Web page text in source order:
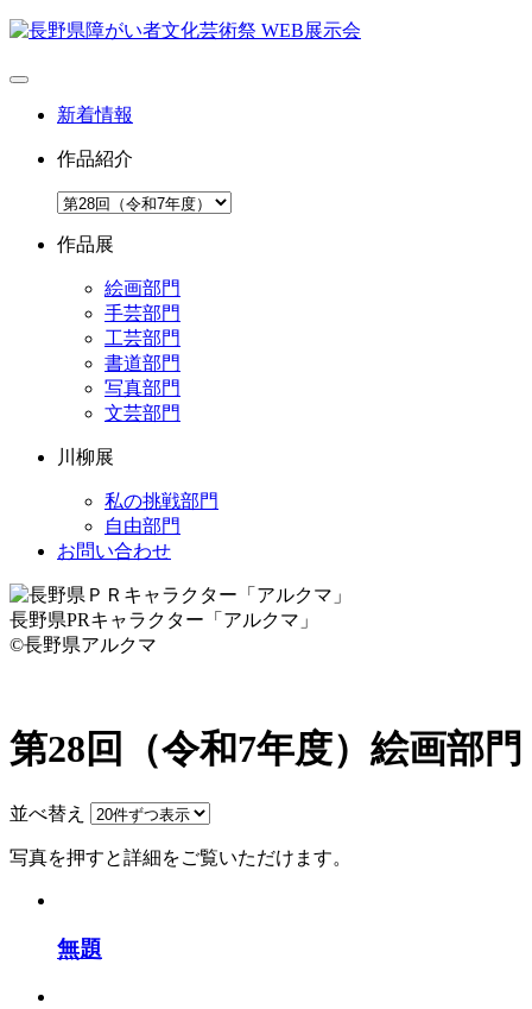
新着情報
作品紹介
作品展
絵画部門
手芸部門
工芸部門
書道部門
写真部門
文芸部門
川柳展
私の挑戦部門
自由部門
お問い合わせ
長野県PRキャラクター「アルクマ」
©長野県アルクマ
第28回（令和7年度） 絵画部門
並べ替え
写真を押すと詳細をご覧いただけます。
無題